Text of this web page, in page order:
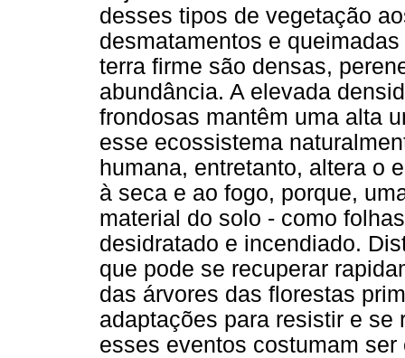
desses tipos de vegetação
desmatamentos e
terra firme são densas,
abundância. A elevada
frondosas mantêm uma alta
esse ecossistema
humana, entretanto, altera o
à seca e ao fogo, porque,
material do solo - como
desidratado e incendiado.
que pode se recuperar
das árvores das florestas
adaptações para resistir e se
esses eventos costumam ser